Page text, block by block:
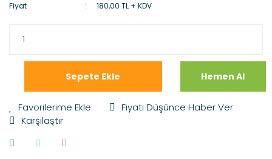
Fiyat
180,00 TL + KDV
Sepete Ekle Hemen Al
Fiyatı Düşünce Haber Ver
Karşılaştır